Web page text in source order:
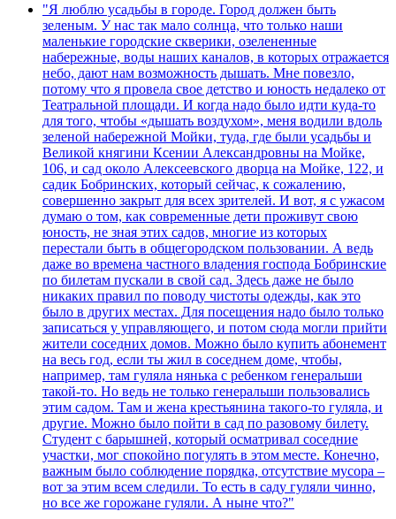
"Я люблю усадьбы в городе. Город должен быть
зеленым. У нас так мало солнца, что только наши
маленькие городские скверики, озелененные
набережные, воды наших каналов, в которых отражается
небо, дают нам возможность дышать. Мне повезло,
потому что я провела свое детство и юность недалеко от
Театральной площади. И когда надо было идти куда-то
для того, чтобы «дышать воздухом», меня водили вдоль
зеленой набережной Мойки, туда, где были усадьбы и
Великой княгини Ксении Александровны на Мойке,
106, и сад около Алексеевского дворца на Мойке, 122, и
садик Бобринских, который сейчас, к сожалению,
совершенно закрыт для всех зрителей. И вот, я с ужасом
думаю о том, как современные дети проживут свою
юность, не зная этих садов, многие из которых
перестали быть в общегородском пользовании. А ведь
даже во времена частного владения господа Бобринские
по билетам пускали в свой сад. Здесь даже не было
никаких правил по поводу чистоты одежды, как это
было в других местах. Для посещения надо было только
записаться у управляющего, и потом сюда могли прийти
жители соседних домов. Можно было купить абонемент
на весь год, если ты жил в соседнем доме, чтобы,
например, там гуляла нянька с ребенком генеральши
такой-то. Но ведь не только генеральши пользовались
этим садом. Там и жена крестьянина такого-то гуляла, и
другие. Можно было пойти в сад по разовому билету.
Студент с барышней, который осматривал соседние
участки, мог спокойно погулять в этом месте. Конечно,
важным было соблюдение порядка, отсутствие мусора –
вот за этим всем следили. То есть в саду гуляли чинно,
но все же горожане гуляли. А ныне что?"